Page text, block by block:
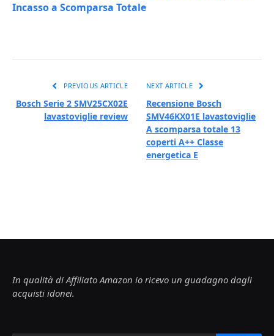
Incasso a Scomparsa Totale
PREVIOUS ARTICLE
Bosch Serie 2 SMV25CX02E
lavastoviglie review
NEXT ARTICLE
Recensione Bosch
SMV46KX01E lavastoviglie
A scomparsa totale 13
coperti A++ Classe
energetica E
In qualità di Affiliato Amazon io ricevo un guadagno dagli
acquisti idonei.